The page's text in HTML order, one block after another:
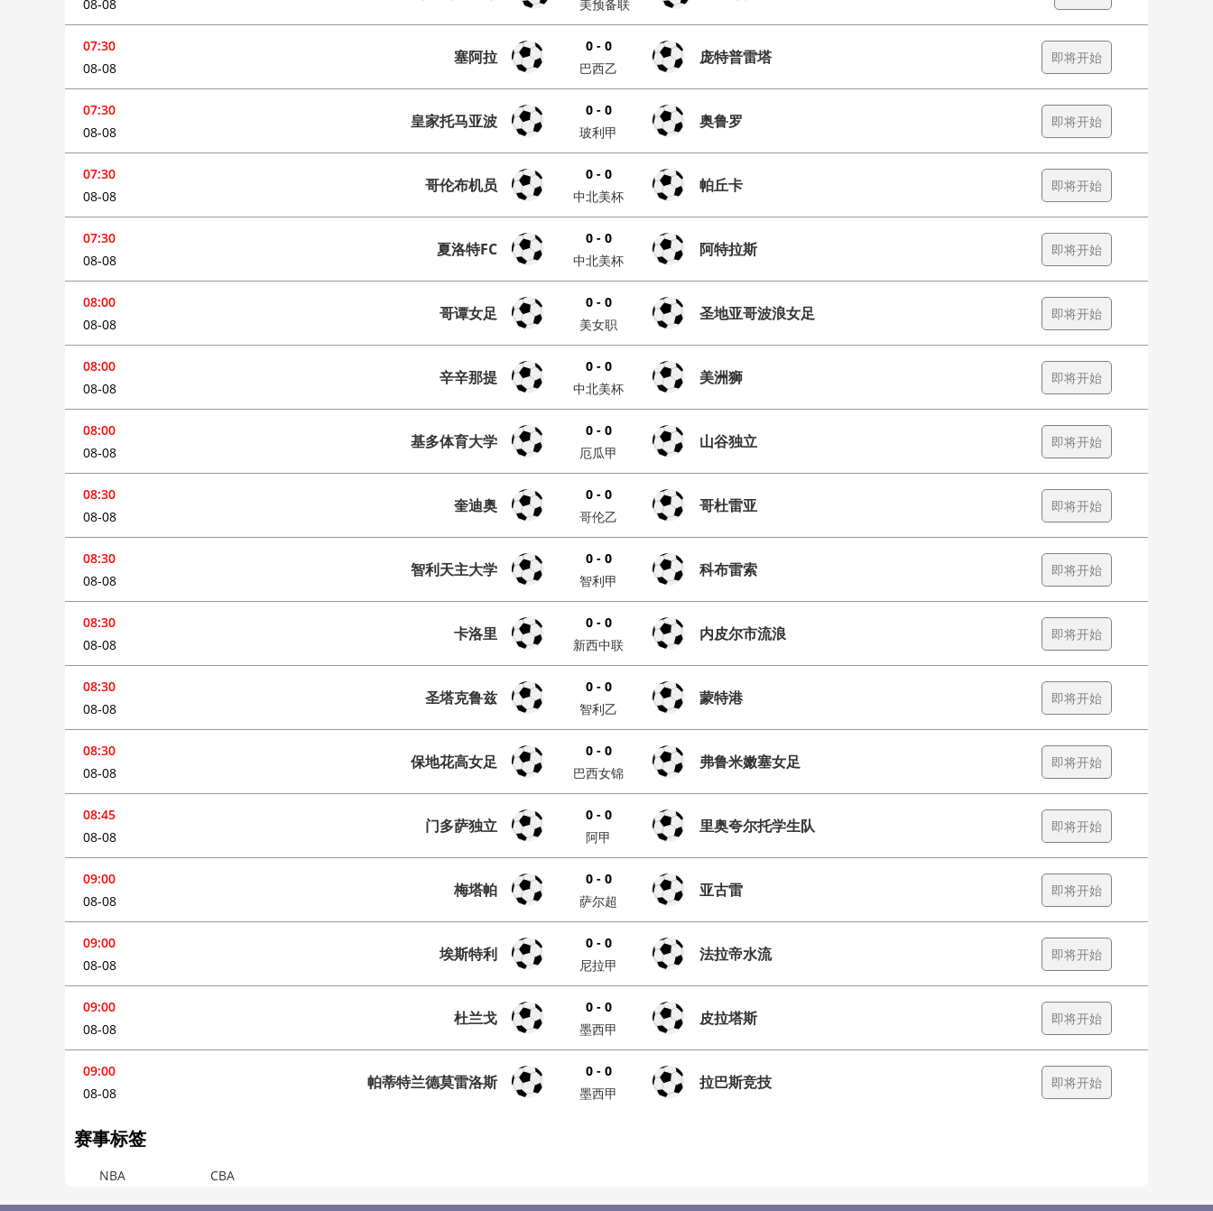
08-08
美预备联
07:30
08-08
塞阿拉
0 - 0
巴西乙
庞特普雷塔 即将开始
07:30
08-08
皇家托马亚波
0 - 0
玻利甲
奥鲁罗 即将开始
07:30
08-08
哥伦布机员
0 - 0
中北美杯
帕丘卡 即将开始
07:30
08-08
夏洛特FC
0 - 0
中北美杯
阿特拉斯 即将开始
08:00
08-08
哥谭女足
0 - 0
美女职
圣地亚哥波浪女足 即将开始
08:00
08-08
辛辛那提
0 - 0
中北美杯
美洲狮 即将开始
08:00
08-08
基多体育大学
0 - 0
厄瓜甲
山谷独立 即将开始
08:30
08-08
奎迪奥
0 - 0
哥伦乙
哥杜雷亚 即将开始
08:30
08-08
智利天主大学
0 - 0
智利甲
科布雷索 即将开始
08:30
08-08
卡洛里
0 - 0
新西中联
内皮尔市流浪 即将开始
08:30
08-08
圣塔克鲁兹
0 - 0
智利乙
蒙特港 即将开始
08:30
08-08
保地花高女足
0 - 0
巴西女锦
弗鲁米嫩塞女足 即将开始
08:45
08-08
门多萨独立
0 - 0
阿甲
里奥夸尔托学生队 即将开始
09:00
08-08
梅塔帕
0 - 0
萨尔超
亚古雷 即将开始
09:00
08-08
埃斯特利
0 - 0
尼拉甲
法拉帝水流 即将开始
09:00
08-08
杜兰戈
0 - 0
墨西甲
皮拉塔斯 即将开始
09:00
08-08
帕蒂特兰德莫雷洛斯
0 - 0
墨西甲
拉巴斯竞技 即将开始
赛事标签
NBA CBA